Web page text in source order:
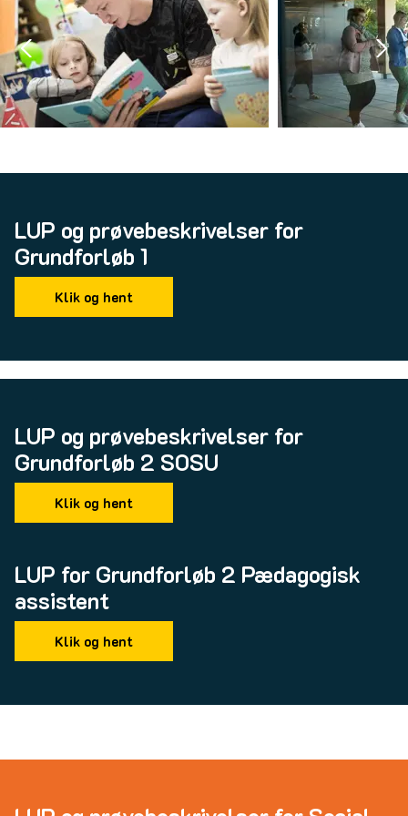
LUP og prøvebeskrivelser for
Grundforløb 1
Klik og hent
LUP og prøvebeskrivelser for
Grundforløb 2 SOSU
Klik og hent
LUP for Grundforløb 2 Pædagogisk
assistent
Klik og hent